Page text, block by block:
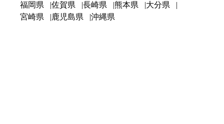
福岡県 佐賀県 長崎県 熊本県
大分県
宮崎県
鹿児島県 沖縄県